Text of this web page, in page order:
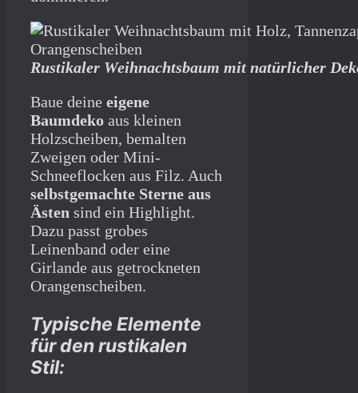
Rustikaler Weihnachtsbaum mit natürlicher
Baue deine eigene
Baumdeko aus kleinen
Holzscheiben, bemalten
Zweigen oder Mini-
Schneeflocken aus Filz. Auch
selbstgemachte Sterne aus
Ästen sind ein Highlight.
Dazu passt grobes
Leinenband oder eine
Girlande aus getrockneten
Orangenscheiben.
Typische Elemente
für den rustikalen
Stil: